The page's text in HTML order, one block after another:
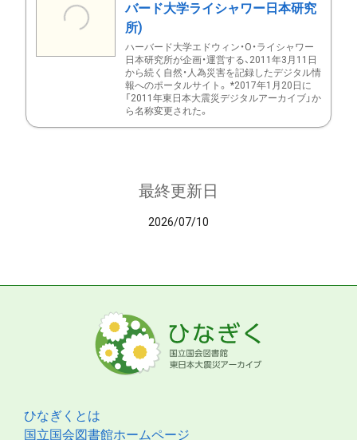
バード大学ライシャワー日本研究
所)
ハーバード大学エドウィン・O・ライシャワー
日本研究所が企画・運営する、2011年3月11日
から続く自然・人為災害を記録したデジタル情
報へのポータルサイト。 *2017年1月20日に
「2011年東日本大震災デジタルアーカイブ」か
ら名称変更された。
最終更新日
2026/07/10
ひなぎくとは
国立国会図書館ホームページ